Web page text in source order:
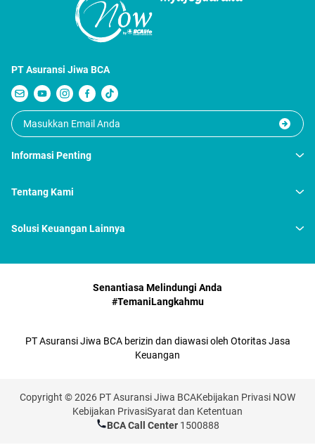
PT Asuransi Jiwa BCA
Informasi Penting
Tentang Kami
Solusi Keuangan Lainnya
Senantiasa Melindungi Anda
#TemaniLangkahmu
PT Asuransi Jiwa BCA berizin dan diawasi oleh Otoritas Jasa
Keuangan
Copyright © 2026 PT Asuransi Jiwa BCAKebijakan Privasi NOW
Kebijakan PrivasiSyarat dan Ketentuan
BCA Call Center 1500888